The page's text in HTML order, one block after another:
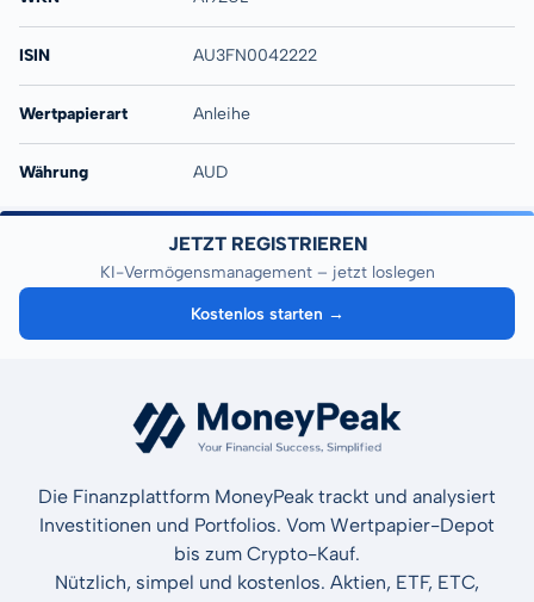
ISIN AU3FN0042222
Wertpapierart Anleihe
Währung AUD
JETZT REGISTRIEREN
KI-Vermögensmanagement – jetzt loslegen
Kostenlos starten →
Die Finanzplattform MoneyPeak trackt und analysiert
Investitionen und Portfolios. Vom Wertpapier-Depot
bis zum Crypto-Kauf.
Nützlich, simpel und kostenlos. Aktien, ETF, ETC,